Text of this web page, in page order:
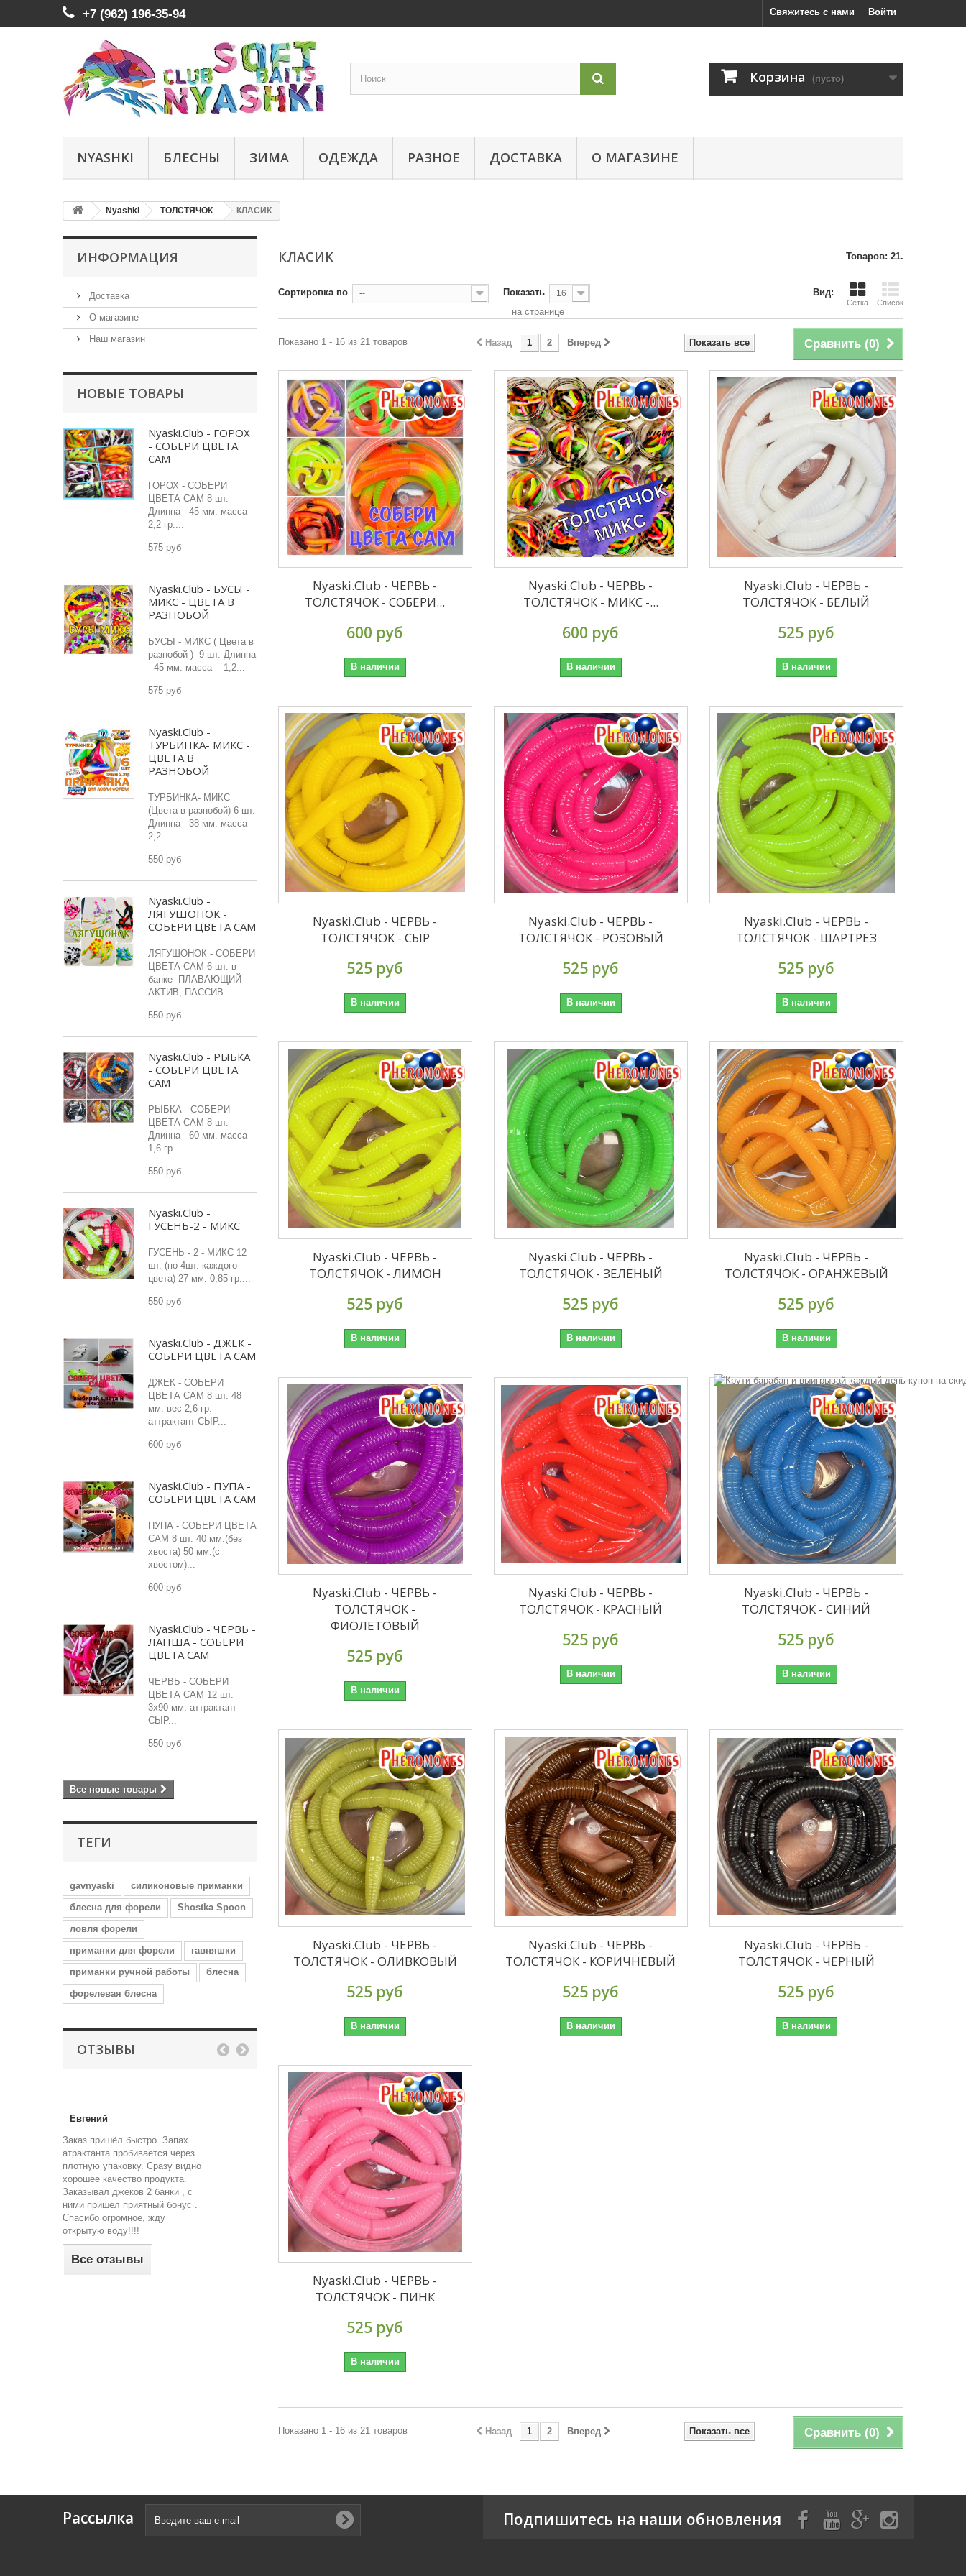
Войти
Свяжитесь с нами
+7 (962) 196-35-94
Корзина (пусто)
NYASHKI БЛЕСНЫ ЗИМА ОДЕЖДА РАЗНОЕ ДОСТАВКА О МАГАЗИНЕ
Nyashki ТОЛСТЯЧОК КЛАСИК
ИНФОРМАЦИЯ
Доставка
О магазине
Наш магазин
НОВЫЕ ТОВАРЫ
Nyaski.Club - ГОРОХ
- СОБЕРИ ЦВЕТА
САМ
ГОРОХ - СОБЕРИ
ЦВЕТА САМ 8 шт.
Длинна - 45 мм. масса -
2,2 гр....
575 руб
Nyaski.Club - БУСЫ -
МИКС - ЦВЕТА В
РАЗНОБОЙ
БУСЫ - МИКС ( Цвета в
разнобой ) 9 шт. Длинна
- 45 мм. масса - 1,2...
575 руб
Nyaski.Club -
ТУРБИНКА- МИКС -
ЦВЕТА В
РАЗНОБОЙ
ТУРБИНКА- МИКС
(Цвета в разнобой) 6 шт.
Длинна - 38 мм. масса -
2,2...
550 руб
Nyaski.Club -
ЛЯГУШОНОК -
СОБЕРИ ЦВЕТА САМ
ЛЯГУШОНОК - СОБЕРИ
ЦВЕТА САМ 6 шт. в
банке ПЛАВАЮЩИЙ
АКТИВ, ПАССИВ...
550 руб
Nyaski.Club - РЫБКА
- СОБЕРИ ЦВЕТА
САМ
РЫБКА - СОБЕРИ
ЦВЕТА САМ 8 шт.
Длинна - 60 мм. масса -
1,6 гр....
550 руб
Nyaski.Club -
ГУСЕНЬ-2 - МИКС
ГУСЕНЬ - 2 - МИКС 12
шт. (по 4шт. каждого
цвета) 27 мм. 0,85 гр....
550 руб
Nyaski.Club - ДЖЕК -
СОБЕРИ ЦВЕТА САМ
ДЖЕК - СОБЕРИ
ЦВЕТА САМ 8 шт. 48
мм. вес 2,6 гр.
аттрактант СЫР...
600 руб
Nyaski.Club - ПУПА -
СОБЕРИ ЦВЕТА САМ
ПУПА - СОБЕРИ ЦВЕТА
САМ 8 шт. 40 мм.(без
хвоста) 50 мм.(с
хвостом)...
600 руб
Nyaski.Club - ЧЕРВЬ -
ЛАПША - СОБЕРИ
ЦВЕТА САМ
ЧЕРВЬ - СОБЕРИ
ЦВЕТА САМ 12 шт.
3х90 мм. аттрактант
СЫР...
550 руб
Все новые товары
ТЕГИ
gavnyaski
силиконовые приманки
блесна для форели
Shostka Spoon
ловля форели
приманки для форели
гавняшки
приманки ручной работы
блесна
форелевая блесна
ОТЗЫВЫ
Евгений
Заказ пришёл быстро. Запах
атрактанта пробивается через
плотную упаковку. Сразу видно
хорошее качество продукта.
Заказывал джеков 2 банки , с
ними пришел приятный бонус .
Спасибо огромное, жду
открытую воду!!!!
Все отзывы
КЛАСИК Товаров: 21.
Вид:
Сетка Список
Сортировка по -- Показать 16
на странице
Сравнить (0)
Показать все
Назад 1 2 Вперед
Показано 1 - 16 из 21 товаров
Nyaski.Club - ЧЕРВЬ -
ТОЛСТЯЧОК - СОБЕРИ...
600 руб
В наличии
Nyaski.Club - ЧЕРВЬ -
ТОЛСТЯЧОК - МИКС -...
600 руб
В наличии
Nyaski.Club - ЧЕРВЬ -
ТОЛСТЯЧОК - БЕЛЫЙ
525 руб
В наличии
Nyaski.Club - ЧЕРВЬ -
ТОЛСТЯЧОК - СЫР
525 руб
В наличии
Nyaski.Club - ЧЕРВЬ -
ТОЛСТЯЧОК - РОЗОВЫЙ
525 руб
В наличии
Nyaski.Club - ЧЕРВЬ -
ТОЛСТЯЧОК - ШАРТРЕЗ
525 руб
В наличии
Nyaski.Club - ЧЕРВЬ -
ТОЛСТЯЧОК - ЛИМОН
525 руб
В наличии
Nyaski.Club - ЧЕРВЬ -
ТОЛСТЯЧОК - ЗЕЛЕНЫЙ
525 руб
В наличии
Nyaski.Club - ЧЕРВЬ -
ТОЛСТЯЧОК - ОРАНЖЕВЫЙ
525 руб
В наличии
Nyaski.Club - ЧЕРВЬ -
ТОЛСТЯЧОК -
ФИОЛЕТОВЫЙ
525 руб
В наличии
Nyaski.Club - ЧЕРВЬ -
ТОЛСТЯЧОК - КРАСНЫЙ
525 руб
В наличии
Nyaski.Club - ЧЕРВЬ -
ТОЛСТЯЧОК - СИНИЙ
525 руб
В наличии
Nyaski.Club - ЧЕРВЬ -
ТОЛСТЯЧОК - ОЛИВКОВЫЙ
525 руб
В наличии
Nyaski.Club - ЧЕРВЬ -
ТОЛСТЯЧОК - КОРИЧНЕВЫЙ
525 руб
В наличии
Nyaski.Club - ЧЕРВЬ -
ТОЛСТЯЧОК - ЧЕРНЫЙ
525 руб
В наличии
Nyaski.Club - ЧЕРВЬ -
ТОЛСТЯЧОК - ПИНК
525 руб
В наличии
Сравнить (0)
Показать все
Назад 1 2 Вперед
Показано 1 - 16 из 21 товаров
Рассылка Подпишитесь на наши обновления